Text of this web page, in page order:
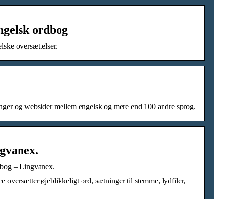
ordbog
oversættelser.
og websider mellem engelsk og mere end 100 andre sprog.
– Lingvanex.
oversætter øjeblikkeligt ord, sætninger til stemme, lydfiler,